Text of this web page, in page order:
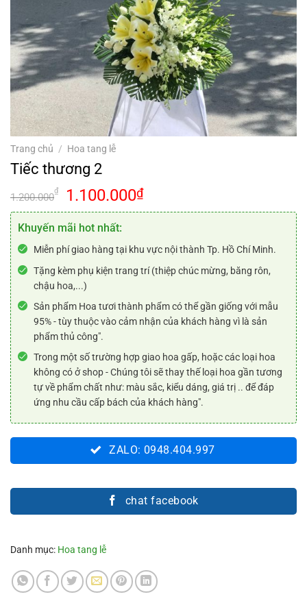
Trang chủ / Hoa tang lễ
Tiếc thương 2
1.200.000
₫
Giá
gốc
là:
1.200.000₫.
1.100.000₫Giá
hiện
là:
1.100.000₫.
Khuyến mãi hot nhất:
Miễn phí giao hàng tại khu vực nội thành Tp. Hồ Chí Minh.
Tặng kèm phụ kiện trang trí (thiệp chúc mừng, băng rôn,
chậu hoa,...)
Sản phẩm Hoa tươi thành phẩm có thể gần giống với mẫu
95% - tùy thuộc vào cảm nhận của khách hàng vì là sản
phẩm thủ công".
Trong một số trường hợp giao hoa gấp, hoặc các loại hoa
không có ở shop - Chúng tôi sẽ thay thế loại hoa gần tương
tự về phẩm chất như: màu sắc, kiểu dáng, giá trị .. để đáp
ứng nhu cầu cấp bách của khách hàng".
ZALO: 0948.404.997
chat facebook
Danh mục: Hoa tang lễ